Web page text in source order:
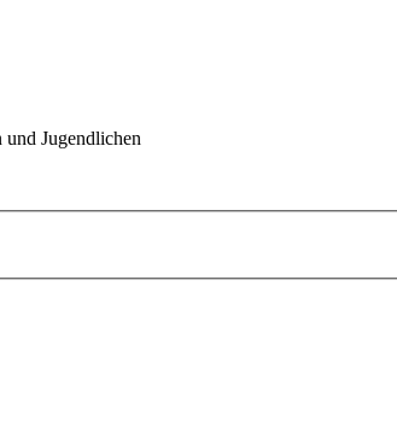
Jugendlichen